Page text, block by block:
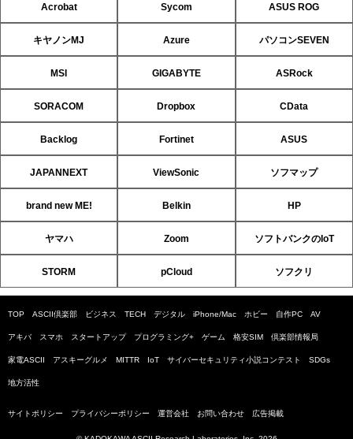
Acrobat Sycom ASUS ROG
キヤノンMJ Azure パソコンSEVEN
MSI GIGABYTE ASRock
SORACOM Dropbox CData
Backlog Fortinet ASUS
JAPANNEXT ViewSonic ソフマップ
brand new ME! Belkin HP
ヤマハ Zoom ソフトバンクのIoT
STORM pCloud ソフクリ
TOP ASCII倶楽部 ビジネス TECH デジタル iPhone/Mac ホビー 自作PC AV
アキバ スマホ スタートアップ プログラミング+ ゲーム 格安SIM 倶楽部情報局
家電ASCII アスキーグルメ MITTR IoT サイバーセキュリティ小説コンテスト SDGs
地方活性
サイトポリシー プライバシーポリシー 運営会社 お問い合わせ 広告掲載